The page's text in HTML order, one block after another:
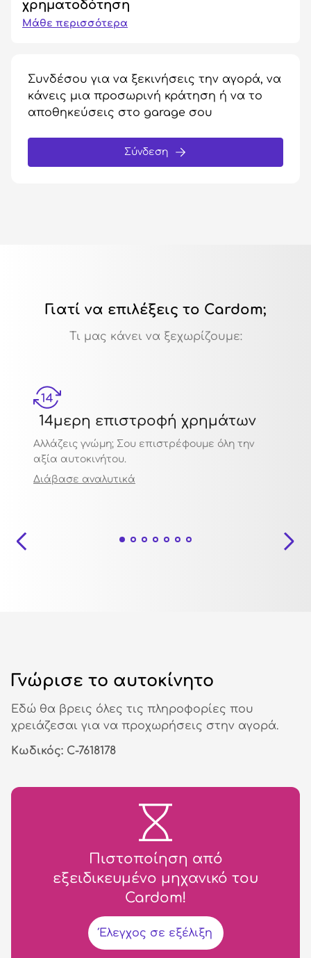
χρηματοδότηση
Μάθε περισσότερα
Συνδέσου για να ξεκινήσεις την αγορά, να
κάνεις μια προσωρινή κράτηση ή να το
αποθηκεύσεις στο garage σου
Σύνδεση
Γιατί να επιλέξεις το Cardom;
Τι μας κάνει να ξεχωρίζουμε:
14μερη επιστροφή χρημάτων
Αλλάζεις γνώμη; Σου επιστρέφουμε όλη την
αξία αυτοκινήτου.
Διάβασε αναλυτικά
Γνώρισε το αυτοκίνητο
Εδώ θα βρεις όλες τις πληροφορίες που
χρειάζεσαι για να προχωρήσεις στην αγορά.
Κωδικός: C-7618178
Πιστοποίηση από
εξειδικευμένο μηχανικό του
Cardom!
Έλεγχος σε εξέλιξη